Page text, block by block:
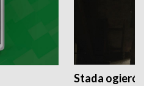
Stada